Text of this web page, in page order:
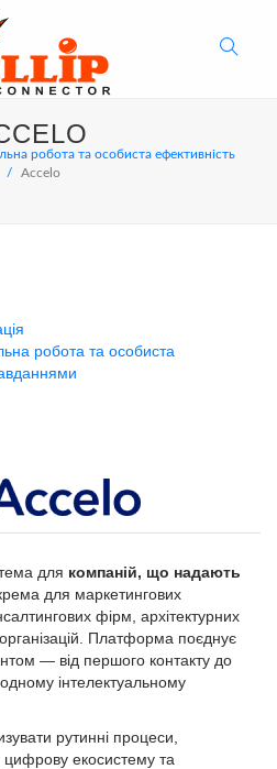
Search
Button
робота та особиста ефективність
Accelo
робота та особиста
для компаній, що надають
для маркетингових
фірм, архітектурних
Платформа поєднує
— від першого контакту до
інтелектуальному
рутинні процеси,
цифрову екосистему та